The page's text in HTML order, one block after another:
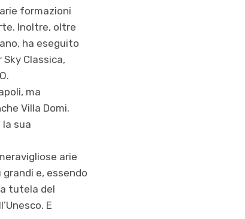
formazioni
Inoltre, oltre
ha eseguito
Classica,
ma
Villa Domi.
la sua
arie
e, essendo
tutela del
E